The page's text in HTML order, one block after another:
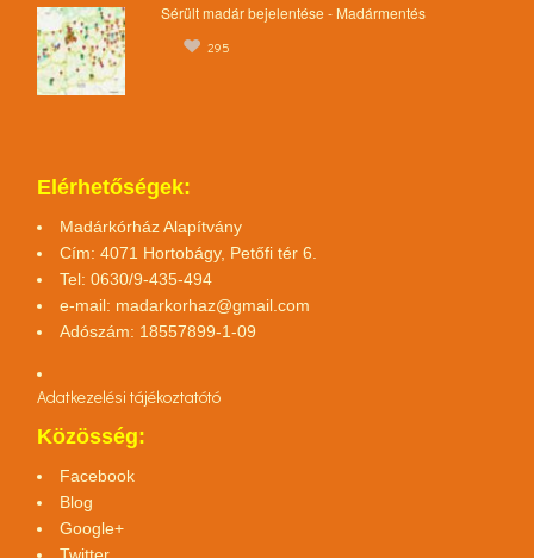
Sérült madár bejelentése - Madármentés
295
Elérhetőségek:
Madárkórház Alapítvány
Cím: 4071 Hortobágy, Petőfi tér 6.
Tel: 0630/9-435-494
e-mail: madarkorhaz@gmail.com
Adószám: 18557899-1-09
Adatkezelési tájékoztatótó
Közösség:
Facebook
Blog
Google+
Twitter